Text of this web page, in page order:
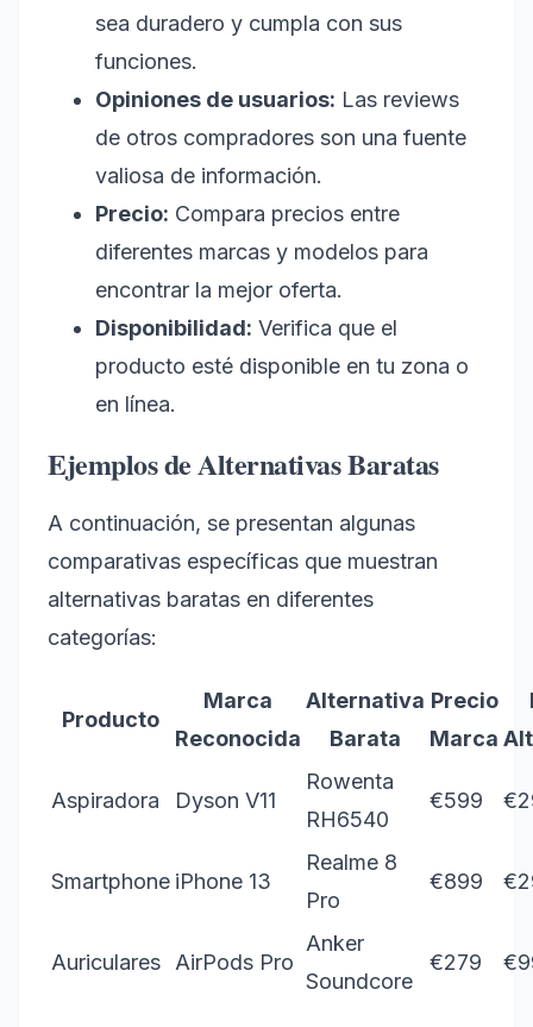
sea duradero y cumpla con sus
funciones.
Opiniones de usuarios: Las reviews
de otros compradores son una fuente
valiosa de información.
Precio: Compara precios entre
diferentes marcas y modelos para
encontrar la mejor oferta.
Disponibilidad: Verifica que el
producto esté disponible en tu zona o
en línea.
Ejemplos de Alternativas Baratas
A continuación, se presentan algunas
comparativas específicas que muestran
alternativas baratas en diferentes
categorías:
Producto
Marca
Reconocida
Alternativa
Barata
Precio
Marca
Aspiradora Dyson V11
Rowenta
RH6540
€599
Smartphone iPhone 13
Realme 8
Pro
€899
Auriculares AirPods Pro
Anker
Soundcore
€279